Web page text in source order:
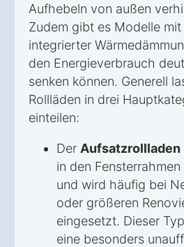
Aufhebeln von außen
Zudem gibt es Modelle mit
integrierter
den Energieverbrauch
senken können. Generell
Rollläden in drei
einteilen:
Der Aufsatzrollladen
in den
und wird häufig bei
oder größeren
eingesetzt. Dieser
eine besonders